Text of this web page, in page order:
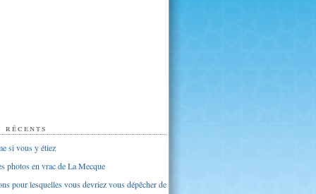
si vous y étiez
photos en vrac de La Mecque
pour lesquelles vous devriez vous dépêcher de